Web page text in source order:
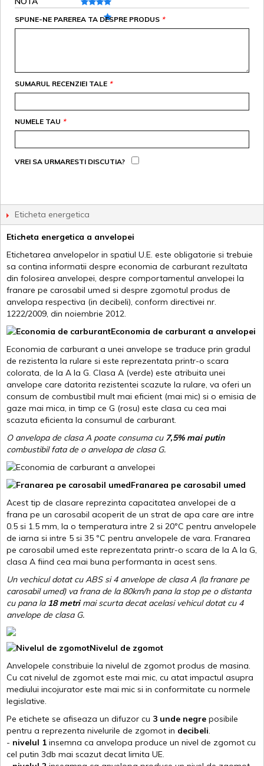
*
SPUNE-NE PAREREA TA DESPRE PRODUS
*
SUMARUL RECENZIEI TALE
*
NUMELE TAU
VREI SA URMARESTI DISCUTIA?
Eticheta energetica
Eticheta energetica a anvelopei
Etichetarea anvelopelor in spatiul U.E. este obligatorie si trebuie
sa contina informatii despre economia de carburant rezultata
din folosirea anvelopei, despre comportamentul anvelopei la
franare pe carosabil umed si despre zgomotul produs de
anvelopa respectiva (in decibeli), conform directivei nr.
1222/2009, din noiembrie 2012.
Economia de carburant a anvelopei
Economia de carburant a unei anvelope se traduce prin gradul
de rezistenta la rulare si este reprezentata printr-o scara
colorata, de la A la G. Clasa A (verde) este atribuita unei
anvelope care datorita rezistentei scazute la rulare, va oferi un
consum de combustibil mult mai eficient (mai mic) si o emisia de
gaze mai mica, in timp ce G (rosu) este clasa cu cea mai
scazuta eficienta la consumul de carburant.
O anvelopa de clasa A poate consuma cu 7,5% mai putin
combustibil fata de o anvelopa de clasa G.
Franarea pe carosabil umed
Acest tip de clasare reprezinta capacitatea anvelopei de a
frana pe un carosabil acoperit de un strat de apa care are intre
0.5 si 1.5 mm, la o temperatura intre 2 si 20ºC pentru anvelopele
de iarna si intre 5 si 35 ºC pentru anvelopele de vara. Franarea
pe carosabil umed este reprezentata printr-o scara de la A la G,
clasa A fiind cea mai buna performanta in acest sens.
Un vechicul dotat cu ABS si 4 anvelope de clasa A (la franare pe
carosabil umed) va frana de la 80km/h pana la stop pe o distanta
cu pana la 18 metrimai scurta decat acelasi vehicul dotat cu 4
anvelope de clasa G.
Nivelul de zgomot
Anvelopele constribuie la nivelul de zgomot produs de masina.
Cu cat nivelul de zgomot este mai mic, cu atat impactul asupra
mediului incojurator este mai mic si in conformitate cu normele
legislative.
Pe etichete se afiseaza un difuzor cu 3 unde negre posibile
pentru a reprezenta nivelurile de zgomot in decibeli.
- nivelul 1 insemna ca anvelopa produce un nivel de zgomot cu
cel putin 3db mai scazut decat limita UE.